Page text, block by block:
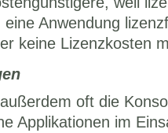
Anwendung
keine Lizenzkosten
oft die
Applikationen im